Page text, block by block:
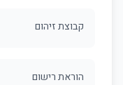
קבוצת זיהום
הוראת רישום